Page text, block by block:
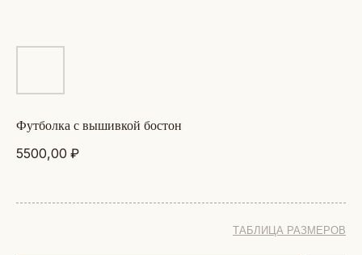
футболка с вышивкой бостон
5500,00 ₽
ТАБЛИЦА РАЗМЕРОВ